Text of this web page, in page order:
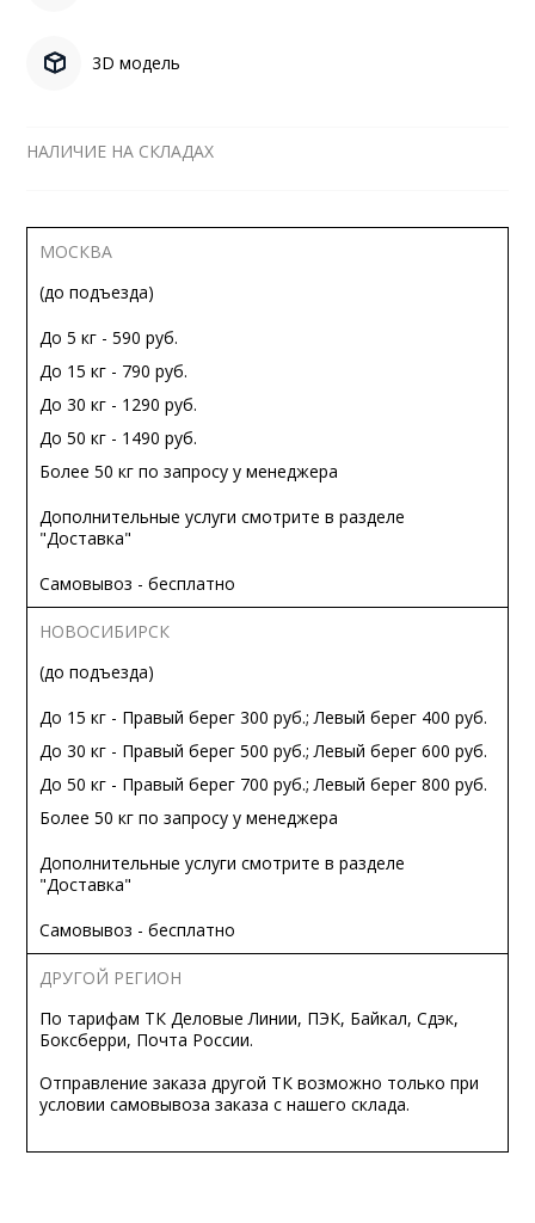
3D модель
НАЛИЧИЕ НА СКЛАДАХ
МОСКВА
(до подъезда)
До 5 кг - 590 руб.
До 15 кг - 790 руб.
До 30 кг - 1290 руб.
До 50 кг - 1490 руб.
Более 50 кг по запросу у менеджера
Дополнительные услуги смотрите в разделе
"Доставка"
Самовывоз - бесплатно
НОВОСИБИРСК
(до подъезда)
До 15 кг - Правый берег 300 руб.; Левый берег 400 руб.
До 30 кг - Правый берег 500 руб.; Левый берег 600 руб.
До 50 кг - Правый берег 700 руб.; Левый берег 800 руб.
Более 50 кг по запросу у менеджера
Дополнительные услуги смотрите в разделе
"Доставка"
Самовывоз - бесплатно
ДРУГОЙ РЕГИОН
По тарифам ТК Деловые Линии, ПЭК, Байкал, Сдэк,
Боксберри, Почта России.
Отправление заказа другой ТК возможно только при
условии самовывоза заказа с нашего склада.